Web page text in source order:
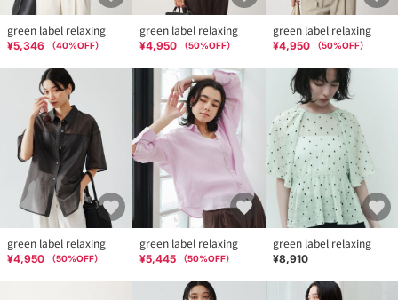
green label relaxing
¥5,346 （40%OFF）
green label relaxing
¥4,950 （50%OFF）
green label relaxing
¥4,950 （50%OFF）
green label relaxing
¥4,950 （50%OFF）
green label relaxing
¥5,445 （50%OFF）
green label relaxing
¥8,910